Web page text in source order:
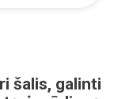
šalis, galinti